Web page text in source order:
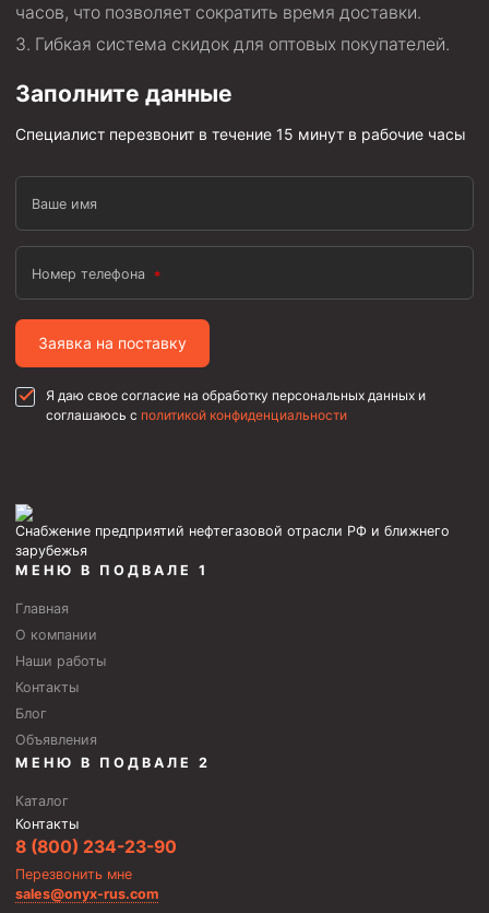
часов, что позволяет сократить время доставки.
Гибкая система скидок для оптовых покупателей.
Заполните данные
Специалист перезвонит в течение 15 минут в рабочие часы
Ваше имя
Номер телефона
Заявка на поставку
Я даю свое согласие на обработку персональных данных и
соглашаюсь с политикой конфиденциальности
Снабжение предприятий нефтегазовой отрасли РФ и ближнего
зарубежья
МЕНЮ В ПОДВАЛЕ 1
Главная
О компании
Наши работы
Контакты
Блог
Объявления
МЕНЮ В ПОДВАЛЕ 2
Каталог
Контакты
8 (800) 234-23-90
Перезвонить мне
sales@onyx-rus.com